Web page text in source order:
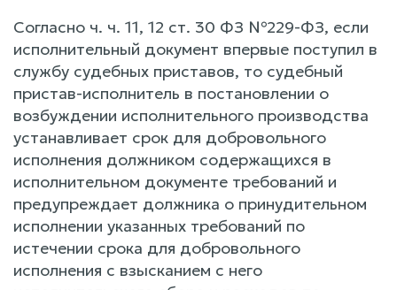
Согласно ч. ч. 11, 12 ст. 30 ФЗ №229-ФЗ, если
исполнительный документ впервые поступил в
службу судебных приставов, то судебный
пристав-исполнитель в постановлении о
возбуждении исполнительного производства
устанавливает срок для добровольного
исполнения должником содержащихся в
исполнительном документе требований и
предупреждает должника о принудительном
исполнении указанных требований по
истечении срока для добровольного
исполнения с взысканием с него